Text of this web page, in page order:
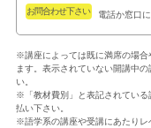
お問合わせ下さい 電話か窓口
※講座によっては既に満席の場合
ます。表示されていない開講中
い。
※「教材費別」と表記されている
払い下さい。
※語学系の講座や受講にあたりレ